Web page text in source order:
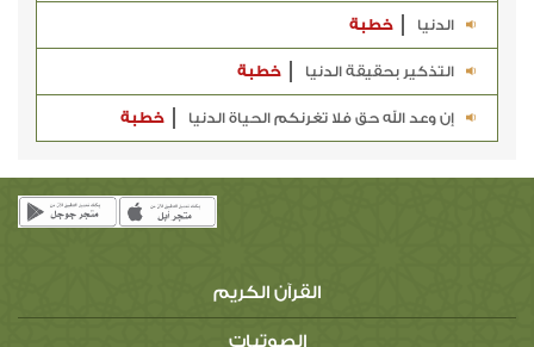
الدنيا خطبة
التذكير بحقيقة الدنيا خطبة
إن وعد الله حق فلا تغرنكم الحياة الدنيا خطبة
القرآن الكريم
الصوتيات